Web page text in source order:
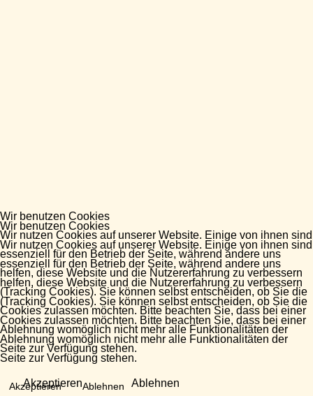
Wir benutzen Cookies
Wir nutzen Cookies auf unserer Website. Einige von ihnen sind
essenziell für den Betrieb der Seite, während andere uns
helfen, diese Website und die Nutzererfahrung zu verbessern
(Tracking Cookies). Sie können selbst entscheiden, ob Sie die
Cookies zulassen möchten. Bitte beachten Sie, dass bei einer
Ablehnung womöglich nicht mehr alle Funktionalitäten der
Seite zur Verfügung stehen.
Akzeptieren Ablehnen
Wir benutzen Cookies
Wir nutzen Cookies auf unserer Website. Einige von ihnen sind
essenziell für den Betrieb der Seite, während andere uns
helfen, diese Website und die Nutzererfahrung zu verbessern
(Tracking Cookies). Sie können selbst entscheiden, ob Sie die
Cookies zulassen möchten. Bitte beachten Sie, dass bei einer
Ablehnung womöglich nicht mehr alle Funktionalitäten der
Seite zur Verfügung stehen.
Akzeptieren Ablehnen